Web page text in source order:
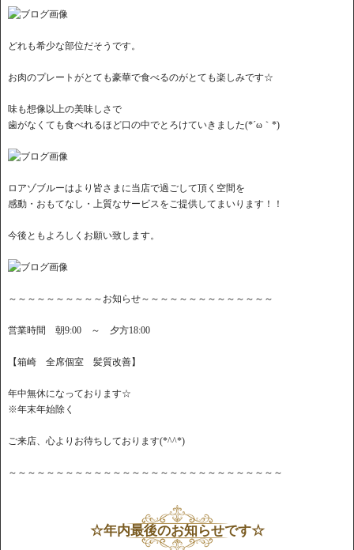
どれも希少な部位だそうです。
お肉のプレートがとても豪華で食べるのがとても楽しみです☆
味も想像以上の美味しさで
歯がなくても食べれるほど口の中でとろけていきました(*´ω｀*)
ロアゾブルーはより皆さまに当店で過ごして頂く空間を
感動・おもてなし・上質なサービスをご提供してまいります！！
今後ともよろしくお願い致します。
～～～～～～～～～～お知らせ～～～～～～～～～～～～～～
営業時間 朝9:00 ～ 夕方18:00
【箱崎 全席個室 髪質改善】
年中無休になっております☆
※年末年始除く
ご来店、心よりお待ちしております(*^^*)
～～～～～～～～～～～～～～～～～～～～～～～～～～～～～
☆年内最後のお知らせです☆